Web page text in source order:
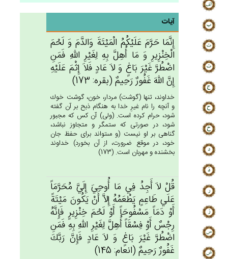
آیات
إِنَّمَا حَرَّم‌َ عَلَيْكُم‌ُ الْمَيْتَة‌َ وَالدَّم‌َ وَ لَحْم‌َ
الْخِنْزِيرِ وَ مَا أُهِل‌َّ بِه‌ِ لِغَيْرِ الله‌ِ فَمَن‌ِ
اضْطُرَّ غَيْرَ بَاغ‌ٍ وَ لاَ عَادٍ فَلاَ إِثْم‌َ عَلَيْه‌ِ
إِن‌َّ الله‌َ غَفُورٌ رَحِيم‌ٌ (بقره: 173)
خداوند، تنها (گوشت) مردار، خون، گوشت خوك
و آنچه را نام غيرِ خدا به هنگام ذبح بر آن گفته
شود، حرام كرده است. (ولى) آن كس كه مجبور
شود، در صورتى كه ستمگر و متجاوز نباشد،
گناهى بر او نيست (و مى‏تواند براى حفظ جان
خود، در موقع ضرورت، از آن بخورد) خداوند
بخشنده و مهربان است. (173)
قُلْ‌ لاَ أَجِدُ فِي‌ مَا أُوحِي‌َ إِلَيَّ‌ مُحَرَّمَاً
عَلَي‌ طَاعِم‌ٍ يَطْعَمُه‌ُ إِلاَّ أَنْ‌ يَكُون‌َ مَيْتَة‌ً
أَوْ دَمَاً مَسْفُوحَاً أَوْ لَحْم‌َ خِنْزِيرٍ فَإِنَّه‌ُ
رِجْس‌ٌ أَوْ فِسْقَاً أُهِل‌َّ لِغَيْرِ الله‌ِ بِه‌ِ فَمَن‌ِ
اضْطُرَّ غَيْرَ بَاغ‌ٍ وَ لاَ عَادٍ فَإِن‌َّ رَبَّك‌َ
غَفُورٌ رَحِيم‌ٌ (انعام: 145)